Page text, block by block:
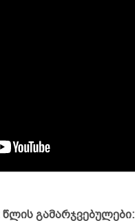
წლის გამარჯვებულები: